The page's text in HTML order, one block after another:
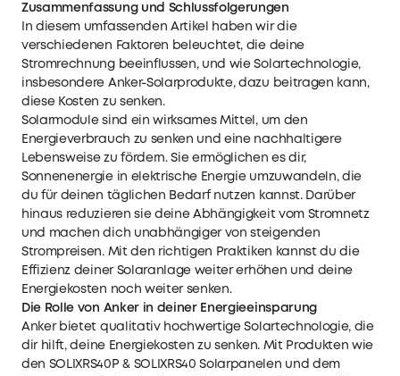
Zusammenfassung und Schlussfolgerungen
In diesem umfassenden Artikel haben wir die
verschiedenen Faktoren beleuchtet, die deine
Stromrechnung beeinflussen, und wie Solartechnologie,
insbesondere Anker-Solarprodukte, dazu beitragen kann,
diese Kosten zu senken.
Solarmodule sind ein wirksames Mittel, um den
Energieverbrauch zu senken und eine nachhaltigere
Lebensweise zu fördern. Sie ermöglichen es dir,
Sonnenenergie in elektrische Energie umzuwandeln, die
du für deinen täglichen Bedarf nutzen kannst. Darüber
hinaus reduzieren sie deine Abhängigkeit vom Stromnetz
und machen dich unabhängiger von steigenden
Strompreisen. Mit den richtigen Praktiken kannst du die
Effizienz deiner Solaranlage weiter erhöhen und deine
Energiekosten noch weiter senken.
Die Rolle von Anker in deiner Energieeinsparung
Anker bietet qualitativ hochwertige Solartechnologie, die
dir hilft, deine Energiekosten zu senken. Mit Produkten wie
den SOLIXRS40P & SOLIXRS40 Solarpanelen und dem